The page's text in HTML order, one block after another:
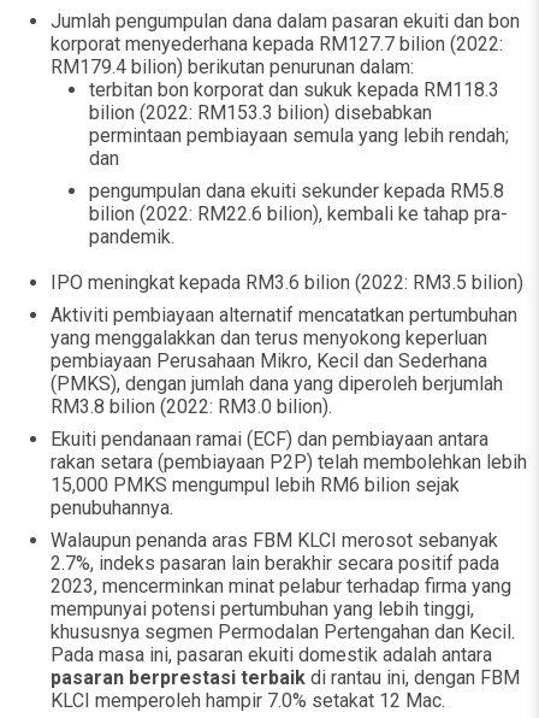
Jumlah pengumpulan dana dalam pasaran ekuiti dan bon
korporat menyederhana kepada RM127.7 bilion (2022:
RM179.4 bilion) berikutan penurunan dalam:
terbitan bon korporat dan sukuk kepada RM118.3
bilion (2022: RM153.3 bilion) disebabkan
permintaan pembiayaan semula yang lebih rendah;
dan
pengumpulan dana ekuiti sekunder kepada RM5.8
bilion (2022: RM22.6 bilion), kembali ke tahap pra-
pandemik.
IPO meningkat kepada RM3.6 bilion (2022: RM3.5 bilion)
Aktiviti pembiayaan alternatif mencatatkan pertumbuhan
yang menggalakkan dan terus menyokong keperluan
pembiayaan Perusahaan Mikro, Kecil dan Sederhana
(PMKS), dengan jumlah dana yang diperoleh berjumlah
RM3.8 bilion (2022: RM3.0 bilion).
Ekuiti pendanaan ramai (ECF) dan pembiayaan antara
rakan setara (pembiayaan P2P) telah membolehkan lebih
15,000 PMKS mengumpul lebih RM6 bilion sejak
penubuhannya.
Walaupun penanda aras FBM KLCI merosot sebanyak
2.7%, indeks pasaran lain berakhir secara positif pada
2023, mencerminkan minat pelabur terhadap firma yang
mempunyai potensi pertumbuhan yang lebih tinggi,
khususnya segmen Permodalan Pertengahan dan Kecil.
Pada masa ini, pasaran ekuiti domestik adalah antara
pasaran berprestasi terbaik di rantau ini, dengan FBM
KLCI memperoleh hampir 7.0% setakat 12 Mac.